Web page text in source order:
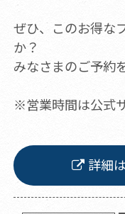
ぜひ、このお得な
か？
みなさまのご予約
※営業時間は公式
詳細